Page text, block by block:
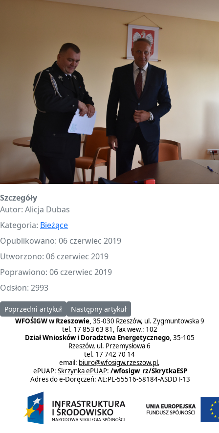
Szczegóły
Autor: Alicja Dubas
Kategoria: Bieżące
Opublikowano: 06 czerwiec 2019
Utworzono: 06 czerwiec 2019
Poprawiono: 06 czerwiec 2019
Odsłon: 2993
Poprzedni artykuł: Nowy Program Priorytetowy przygotowany
Poprzedni artykuł Następny artykuł: Przekazanie promes na
Następny artykuł
WFOŚIGW w Rzeszowie, 35-030 Rzeszów, ul. Zygmuntowska 9
tel. 17 853 63 81, fax wew.: 102
Dział Wniosków i Doradztwa Energetycznego, 35-105
Rzeszów, ul. Przemysłowa 6
tel. 17 742 70 14
email: biuro@wfosigw.rzeszow.pl,
ePUAP: Skrzynka ePUAP: /wfosigw_rz/SkrytkaESP
Adres do e-Doręczeń: AE:PL-55516-58184-ASDDT-13